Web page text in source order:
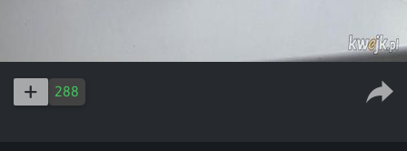
288